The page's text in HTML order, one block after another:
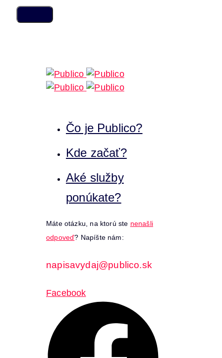
Skip
links
Skip
Čo je Publico?
Kde začať?
Aké služby
ponúkate?
Máte otázku, na ktorú ste nenašli
odpoveď? Napíšte nám:
napisavydaj@publico.sk
Facebook